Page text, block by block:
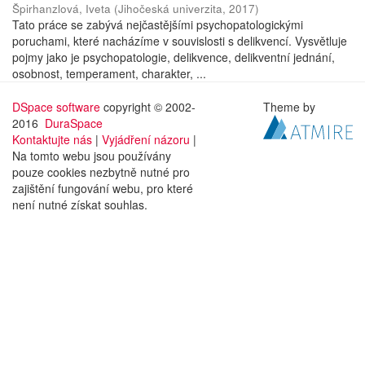
Špirhanzlová, Iveta (Jihočeská univerzita, 2017)
Tato práce se zabývá nejčastějšími psychopatologickými
poruchami, které nacházíme v souvislosti s delikvencí. Vysvětluje
pojmy jako je psychopatologie, delikvence, delikventní jednání,
osobnost, temperament, charakter, ...
DSpace software copyright © 2002-
2016 DuraSpace
Kontaktujte nás | Vyjádření názoru |
Na tomto webu jsou používány
pouze cookies nezbytně nutné pro
zajištění fungování webu, pro které
není nutné získat souhlas.
Theme by